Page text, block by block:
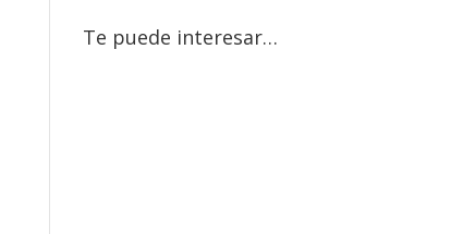
Te puede interesar…